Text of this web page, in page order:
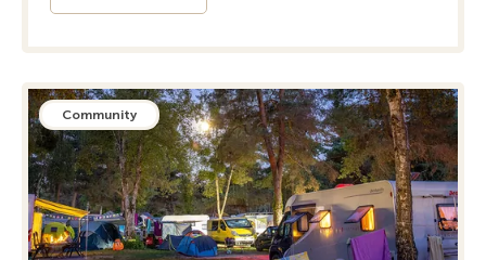
Community